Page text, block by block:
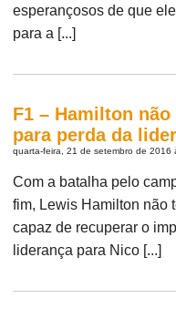
esperançosos de que
para a [...]
F1 – Hamilton
para perda da
quarta-feira, 21 de setembro de 2016
Com a batalha pelo
fim, Lewis Hamilton não
capaz de recuperar o
liderança para Nico [...]